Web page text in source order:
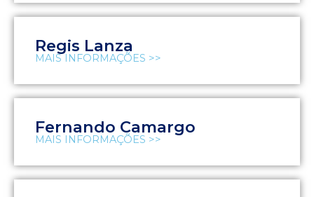
Regis Lanza
MAIS INFORMAÇÕES >>
Fernando Camargo
MAIS INFORMAÇÕES >>